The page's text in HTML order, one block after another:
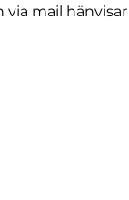
via mail